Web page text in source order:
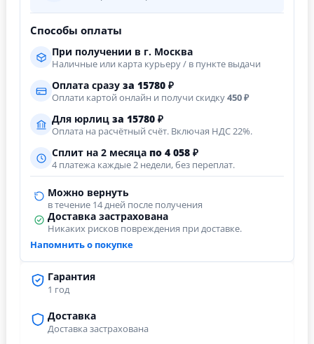
Гарантия
1 год
Доставка
Доставка застрахована
Способы оплаты
При получении в г. Москва
Наличные или карта курьеру / в пункте выдачи
Оплата сразу за 15780 ₽
Оплати картой онлайн и получи скидку450 ₽
Для юрлиц за 15780 ₽
Оплата на расчётный счёт. Включая НДС 22%.
Сплит на 2 месяца по 4 058 ₽
4 платежа каждые 2 недели, без переплат.
Можно вернуть
в течение 14 дней после получения
Доставка застрахована
Никаких рисков повреждения при доставке.
Напомнить о покупке